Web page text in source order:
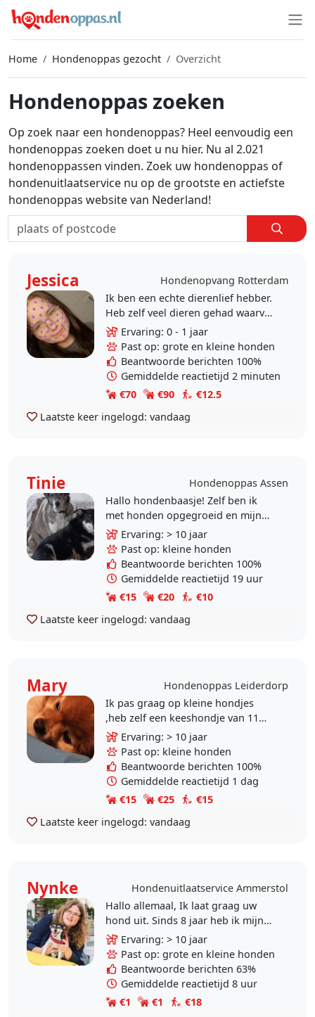
Home Hondenoppas gezocht Overzicht
Hondenoppas zoeken
Op zoek naar een hondenoppas? Heel eenvoudig een
hondenoppas zoeken doet u nu hier. Nu al 2.021
hondenoppassen vinden. Zoek uw hondenoppas of
hondenuitlaatservice nu op de grootste en actiefste
hondenoppas website van Nederland!
Jessica
Hondenopvang Rotterdam
Ik ben een echte dierenlief hebber.
Heb zelf veel dieren gehad waarvan
het meeste honden! Ik hou van
lange wandelingen en vindt het
zeker geen..
Ervaring: 0 - 1 jaar
Past op: grote en kleine honden
Beantwoorde berichten 100%
Gemiddelde reactietijd 2 minuten
€70
€90
€12.5
Laatste keer ingelogd: vandaag
Tinie
Hondenoppas Assen
Hallo hondenbaasje! Zelf ben ik
met honden opgegroeid en mijn
hele leven al omringt met
verschillende typen honden en
sommigen hiervan opgeleid en..
Ervaring: > 10 jaar
Past op: kleine honden
Beantwoorde berichten 100%
Gemiddelde reactietijd 19 uur
€15
€20
€10
Laatste keer ingelogd: vandaag
Mary
Hondenoppas Leiderdorp
Ik pas graag op kleine hondjes
,heb zelf een keeshondje van 11
jaar super lief en kan met andere
hondjes.. ik ben vanaf 12 uur de
hele dag thuis..
Ervaring: > 10 jaar
Past op: kleine honden
Beantwoorde berichten 100%
Gemiddelde reactietijd 1 dag
€15
€25
€15
Laatste keer ingelogd: vandaag
Nynke
Hondenuitlaatservice Ammerstol
Hallo allemaal, Ik laat graag uw
hond uit. Sinds 8 jaar heb ik mijn
eigen uitlaatservice. Hiervoor heb
ik bij dierenasielen en een
dierenarts..
Ervaring: > 10 jaar
Past op: grote en kleine honden
Beantwoorde berichten 63%
Gemiddelde reactietijd 8 uur
€1
€1
€18